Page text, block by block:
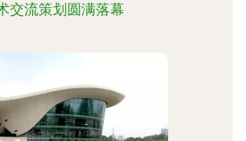
交流策划圆满落幕